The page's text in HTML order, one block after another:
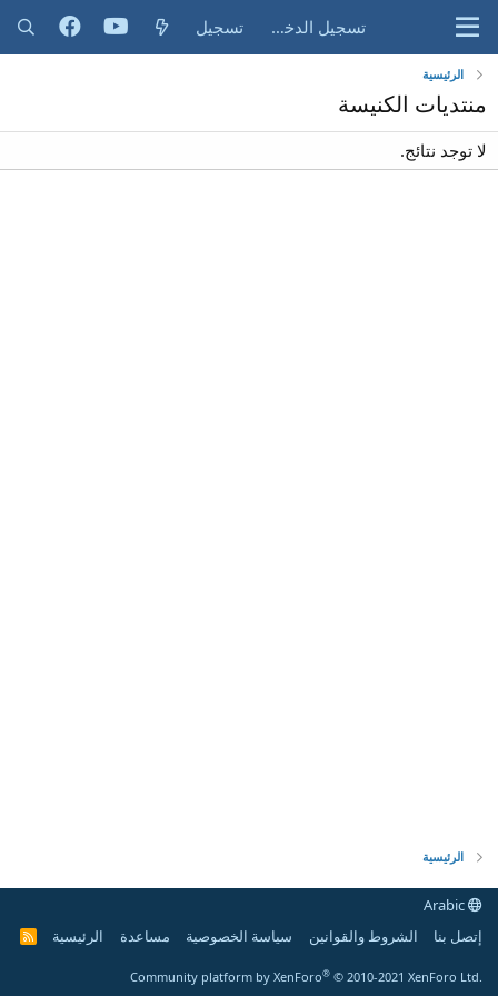
تسجيل الدخول تسجيل
الرئيسية
منتديات الكنيسة
لا توجد نتائج.
الرئيسية
إتصل بنا
الشروط والقوانين سياسة الخصوصية مساعدة الرئيسية
R
Community platform by XenForo® © 2010-2021 XenForo Ltd.